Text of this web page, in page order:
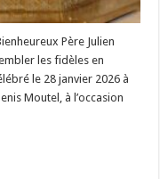
Père Julien
les fidèles en
le 28 janvier 2026 à
Moutel, à l’occasion